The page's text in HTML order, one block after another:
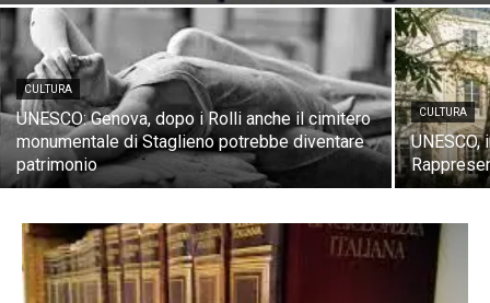
CULTURA
UNESCO: Genova, dopo i Rolli anche il cimitero
monumentale di Staglieno potrebbe diventare
patrimonio
CULTURA